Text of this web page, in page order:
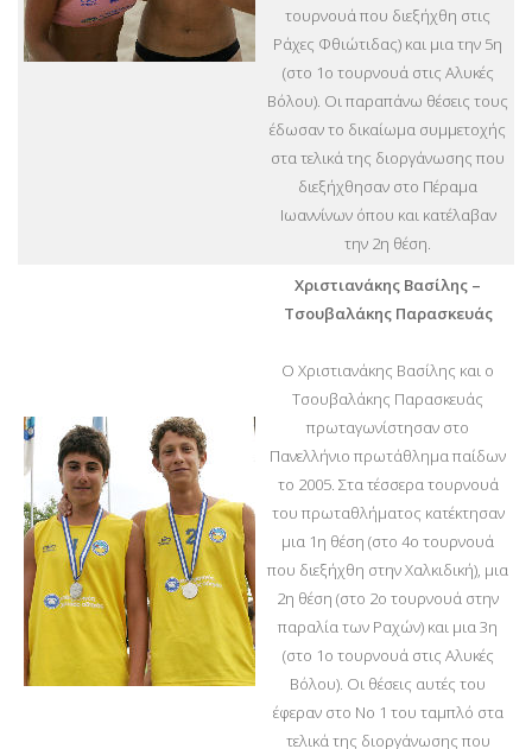
τουρνουά που διεξήχθη στις
Ράχες Φθιώτιδας) και μια την 5η
(στο 1ο τουρνουά στις Αλυκές
Βόλου). Οι παραπάνω θέσεις τους
έδωσαν το δικαίωμα συμμετοχής
στα τελικά της διοργάνωσης που
διεξήχθησαν στο Πέραμα
Ιωαννίνων όπου και κατέλαβαν
την 2η θέση.
Χριστιανάκης Βασίλης –
Τσουβαλάκης Παρασκευάς
Ο Χριστιανάκης Βασίλης και ο
Τσουβαλάκης Παρασκευάς
πρωταγωνίστησαν στο
Πανελλήνιο πρωτάθλημα παίδων
το 2005. Στα τέσσερα τουρνουά
του πρωταθλήματος κατέκτησαν
μια 1η θέση (στο 4ο τουρνουά
που διεξήχθη στην Χαλκιδική), μια
2η θέση (στο 2ο τουρνουά στην
παραλία των Ραχών) και μια 3η
(στο 1ο τουρνουά στις Αλυκές
Βόλου). Οι θέσεις αυτές του
έφεραν στο Νο 1 του ταμπλό στα
τελικά της διοργάνωσης που